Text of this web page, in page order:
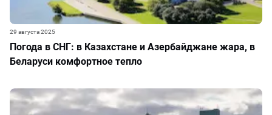
Погода в СНГ: в Казахстане и Азербайджане жара, в
Беларуси комфортное тепло
29 августа 2025